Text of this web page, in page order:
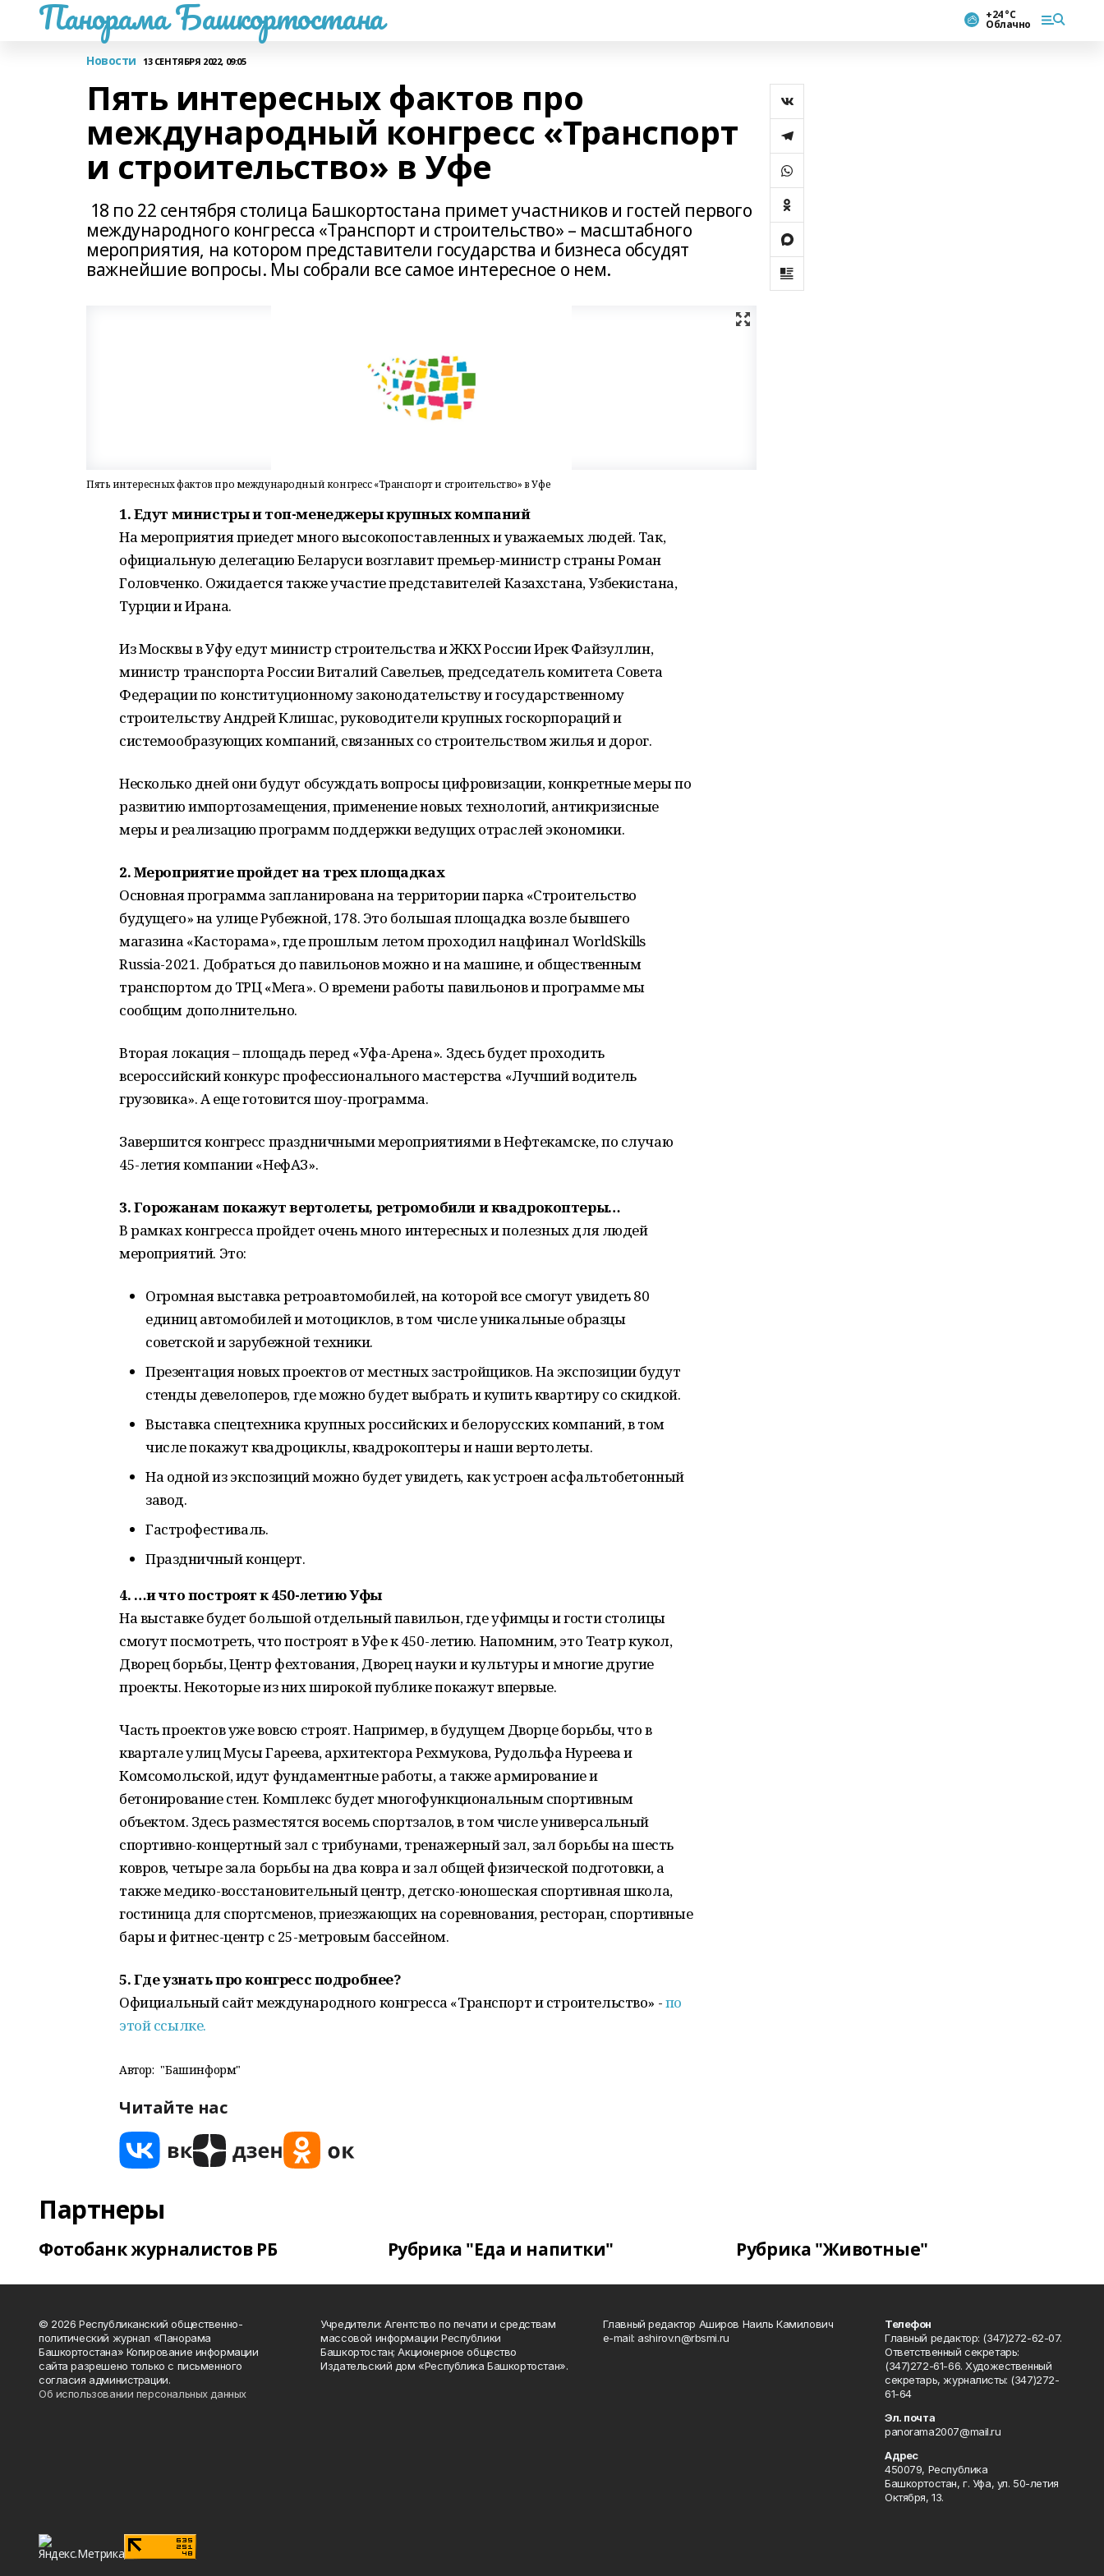
Панорама Башкортостана +24 °С
Облачно
Новости 13 СЕНТЯБРЯ 2022, 09:05
Пять интересных фактов про
международный конгресс «Транспорт
и строительство» в Уфе
18 по 22 сентября столица Башкортостана примет участников и гостей первого
международного конгресса «Транспорт и строительство» – масштабного
мероприятия, на котором представители государства и бизнеса обсудят
важнейшие вопросы. Мы собрали все самое интересное о нем.
Пять интересных фактов про международный конгресс «Транспорт и строительство» в Уфе
1. Едут министры и топ-менеджеры крупных компаний
На мероприятия приедет много высокопоставленных и уважаемых людей. Так,
официальную делегацию Беларуси возглавит премьер-министр страны Роман
Головченко. Ожидается также участие представителей Казахстана, Узбекистана,
Турции и Ирана.
Из Москвы в Уфу едут министр строительства и ЖКХ России Ирек Файзуллин,
министр транспорта России Виталий Савельев, председатель комитета Совета
Федерации по конституционному законодательству и государственному
строительству Андрей Клишас, руководители крупных госкорпораций и
системообразующих компаний, связанных со строительством жилья и дорог.
Несколько дней они будут обсуждать вопросы цифровизации, конкретные меры по
развитию импортозамещения, применение новых технологий, антикризисные
меры и реализацию программ поддержки ведущих отраслей экономики.
2. Мероприятие пройдет на трех площадках
Основная программа запланирована на территории парка «Строительство
будущего» на улице Рубежной, 178. Это большая площадка возле бывшего
магазина «Касторама», где прошлым летом проходил нацфинал WorldSkills
Russia-2021. Добраться до павильонов можно и на машине, и общественным
транспортом до ТРЦ «Мега». О времени работы павильонов и программе мы
сообщим дополнительно.
Вторая локация – площадь перед «Уфа-Арена». Здесь будет проходить
всероссийский конкурс профессионального мастерства «Лучший водитель
грузовика». А еще готовится шоу-программа.
Завершится конгресс праздничными мероприятиями в Нефтекамске, по случаю
45-летия компании «НефАЗ».
3. Горожанам покажут вертолеты, ретромобили и квадрокоптеры…
В рамках конгресса пройдет очень много интересных и полезных для людей
мероприятий. Это:
Огромная выставка ретроавтомобилей, на которой все смогут увидеть 80
единиц автомобилей и мотоциклов, в том числе уникальные образцы
советской и зарубежной техники.
Презентация новых проектов от местных застройщиков. На экспозиции будут
стенды девелоперов, где можно будет выбрать и купить квартиру со скидкой.
Выставка спецтехника крупных российских и белорусских компаний, в том
числе покажут квадроциклы, квадрокоптеры и наши вертолеты.
На одной из экспозиций можно будет увидеть, как устроен асфальтобетонный
завод.
Гастрофестиваль.
Праздничный концерт.
4. …и что построят к 450-летию Уфы
На выставке будет большой отдельный павильон, где уфимцы и гости столицы
смогут посмотреть, что построят в Уфе к 450-летию. Напомним, это Театр кукол,
Дворец борьбы, Центр фехтования, Дворец науки и культуры и многие другие
проекты. Некоторые из них широкой публике покажут впервые.
Часть проектов уже вовсю строят. Например, в будущем Дворце борьбы, что в
квартале улиц Мусы Гареева, архитектора Рехмукова, Рудольфа Нуреева и
Комсомольской, идут фундаментные работы, а также армирование и
бетонирование стен. Комплекс будет многофункциональным спортивным
объектом. Здесь разместятся восемь спортзалов, в том числе универсальный
спортивно-концертный зал с трибунами, тренажерный зал, зал борьбы на шесть
ковров, четыре зала борьбы на два ковра и зал общей физической подготовки, а
также медико-восстановительный центр, детско-юношеская спортивная школа,
гостиница для спортсменов, приезжающих на соревнования, ресторан, спортивные
бары и фитнес-центр с 25-метровым бассейном.
5. Где узнать про конгресс подробнее?
Официальный сайт международного конгресса «Транспорт и строительство» -по
этой ссылке.
Автор: "Башинформ"
Читайте нас
Партнеры
Фотобанк журналистов РБ Рубрика "Еда и напитки" Рубрика "Животные"
© 2026 Республиканский общественно-
политический журнал «Панорама
Башкортостана» Копирование информации
сайта разрешено только с письменного
согласия администрации.
Об использовании персональных данных
Учредители: Агентство по печати и средствам
массовой информации Республики
Башкортостан; Акционерное общество
Издательский дом «Республика Башкортостан».
Главный редактор Аширов Наиль Камилович
e-mail: ashirov.n@rbsmi.ru
Телефон
Главный редактор: (347)272-62-07.
Ответственный секретарь:
(347)272-61-66. Художественный
секретарь, журналисты: (347)272-
61-64
Эл. почта
panorama2007@mail.ru
Адрес
450079, Республика
Башкортостан, г. Уфа, ул. 50-летия
Октября, 13.